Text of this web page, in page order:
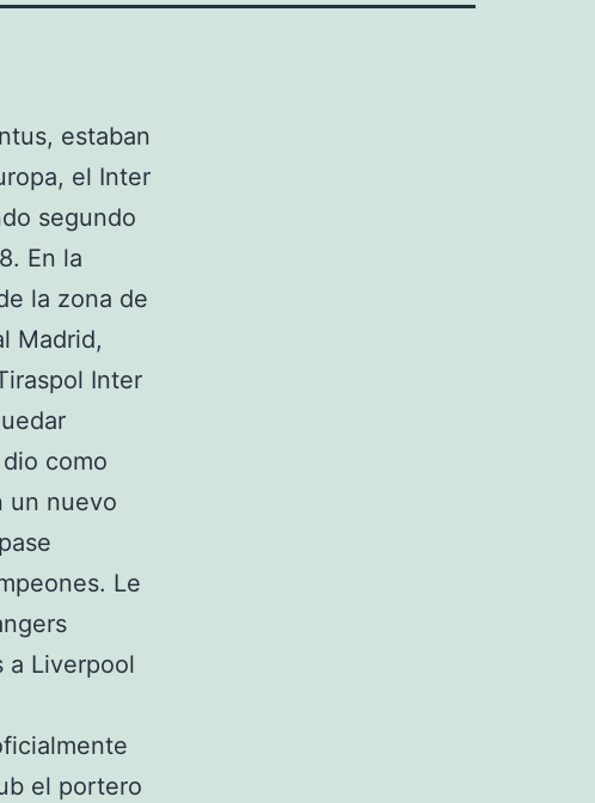
estaban
el Inter
segundo
En la
la zona de
Madrid,
Inter
como
un nuevo
Le
a Liverpool
el portero